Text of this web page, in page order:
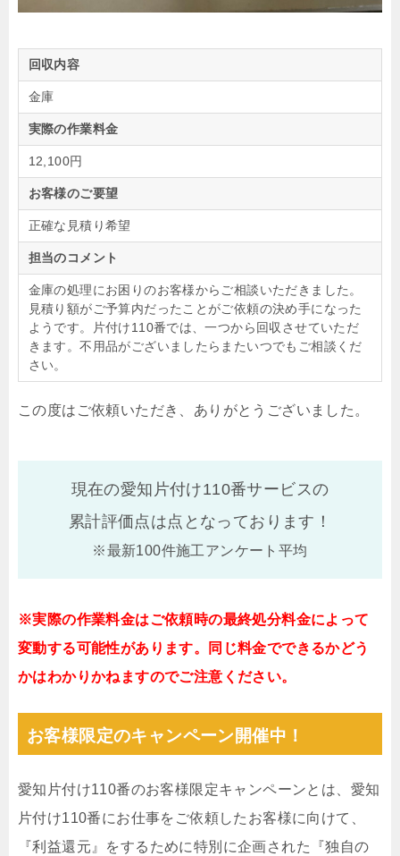
回収内容
金庫
実際の作業料金
12,100円
お客様のご要望
正確な見積り希望
担当のコメント
金庫の処理にお困りのお客様からご相談いただきました。
見積り額がご予算内だったことがご依頼の決め手になった
ようです。片付け110番では、一つから回収させていただ
きます。不用品がございましたらまたいつでもご相談くだ
さい。
この度はご依頼いただき、ありがとうございました。
現在の愛知片付け110番サービスの
累計評価点は点となっております！
※最新100件施工アンケート平均
※実際の作業料金はご依頼時の最終処分料金によって
変動する可能性があります。同じ料金でできるかどう
かはわかりかねますのでご注意ください。
お客様限定のキャンペーン開催中！
愛知片付け110番のお客様限定キャンペーンとは、愛知
片付け110番にお仕事をご依頼したお客様に向けて、
『利益還元』をするために特別に企画された『独自の